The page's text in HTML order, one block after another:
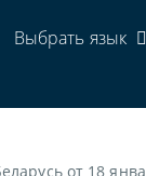
Выбрать язык
1999 г. № 32»